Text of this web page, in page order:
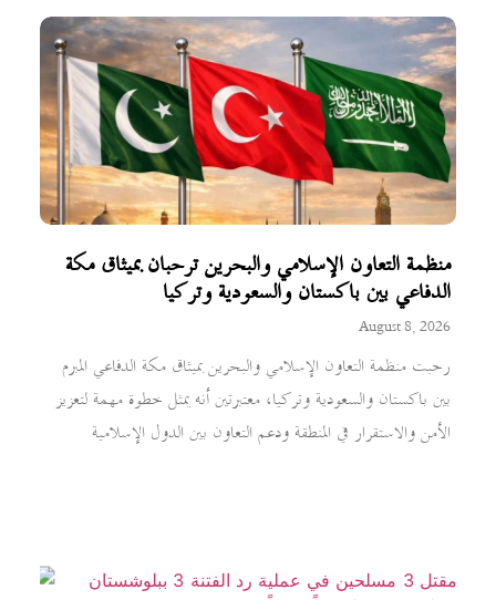
منظمة التعاون الإسلامي والبحرين ترحبان بميثاق مكة
الدفاعي بين باكستان والسعودية وتركيا
August 8, 2026
رحبت منظمة التعاون الإسلامي والبحرين بميثاق مكة الدفاعي المبرم
بين باكستان والسعودية وتركيا، معتبرتين أنه يمثل خطوة مهمة لتعزيز
الأمن والاستقرار في المنطقة ودعم التعاون بين الدول الإسلامية